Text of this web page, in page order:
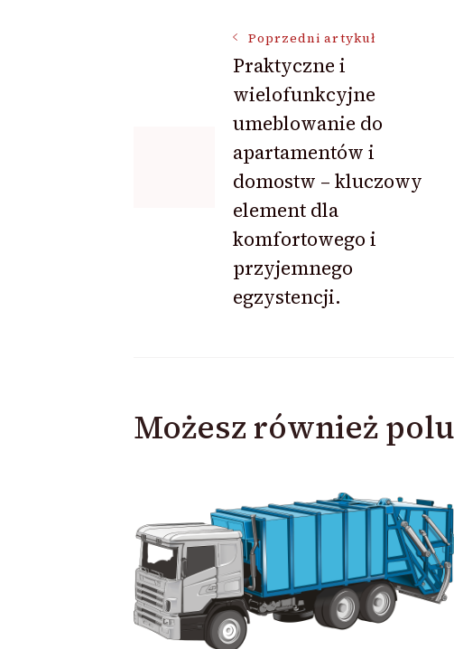
Nawigacja
wpisu
Poprzedni artykuł
Praktyczne i
wielofunkcyjne
umeblowanie do
apartamentów i
domostw – kluczowy
element dla
komfortowego i
przyjemnego
egzystencji.
Możesz również